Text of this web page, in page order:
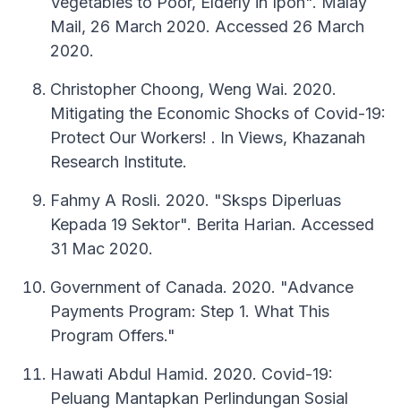
Mail, 26 March 2020. Accessed 26 March
2020.
Christopher Choong, Weng Wai. 2020.
Mitigating the Economic Shocks of Covid-19:
Protect Our Workers! . In Views, Khazanah
Research Institute.
Fahmy A Rosli. 2020. "Sksps Diperluas
Kepada 19 Sektor". Berita Harian. Accessed
31 Mac 2020.
Government of Canada. 2020. "Advance
Payments Program: Step 1. What This
Program Offers."
Hawati Abdul Hamid. 2020. Covid-19:
Peluang Mantapkan Perlindungan Sosial